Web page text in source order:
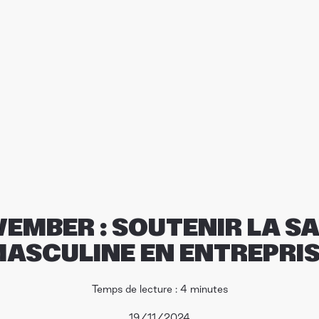
: SOUTENIR LA
EN
Temps de lecture : 4 minutes